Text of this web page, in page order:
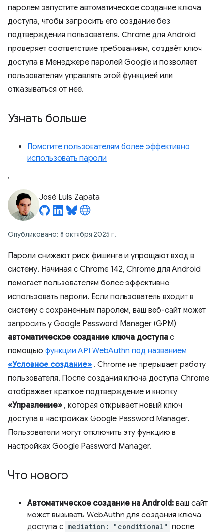
паролем запустите автоматическое создание ключа
доступа, чтобы запросить его создание без
подтверждения пользователя. Chrome для Android
проверяет соответствие требованиям, создаёт ключ
доступа в Менеджере паролей Google и позволяет
пользователям управлять этой функцией или
отказываться от неё.
Узнать больше
Помогите пользователям более эффективно
использовать пароли
,
José Luis Zapata
Опубликовано: 8 октября 2025 г.
Пароли снижают риск фишинга и упрощают вход в
систему. Начиная с Chrome 142, Chrome для Android
помогает пользователям более эффективно
использовать пароли. Если пользователь входит в
систему с сохраненным паролем, ваш веб-сайт может
запросить у Google Password Manager (GPM)
автоматическое создание ключа доступа с
помощью функции API WebAuthn под названием
«Условное создание» . Chrome не прерывает работу
пользователя. После создания ключа доступа Chrome
отображает краткое подтверждение и кнопку
«Управление» , которая открывает новый ключ
доступа в настройках Google Password Manager.
Пользователи могут отключить эту функцию в
настройках Google Password Manager.
Что нового
Автоматическое создание на Android: ваш сайт
может вызывать WebAuthn для создания ключа
доступа с mediation: "conditional" после